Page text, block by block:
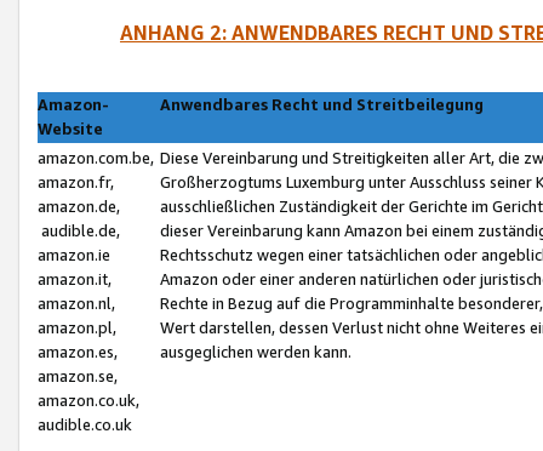
ANHANG 2: ANWENDBARES RECHT UND
Amazon-
Website
Anwendbares Recht und Streitbeilegung
amazon.com.be,
amazon.fr,
amazon.de,
audible.de,
amazon.ie
amazon.it,
amazon.nl,
amazon.pl,
amazon.es,
amazon.se,
amazon.co.uk,
audible.co.uk
Diese Vereinbarung und Streitigkeiten aller Art, die
Großherzogtums Luxemburg unter Ausschluss
ausschließlichen Zuständigkeit der Gerichte im
dieser Vereinbarung kann Amazon bei einem
Rechtsschutz wegen einer tatsächlichen oder
Amazon oder einer anderen natürlichen oder
Rechte in Bezug auf die Programminhalte
Wert darstellen, dessen Verlust nicht ohne Weiteres
ausgeglichen werden kann.